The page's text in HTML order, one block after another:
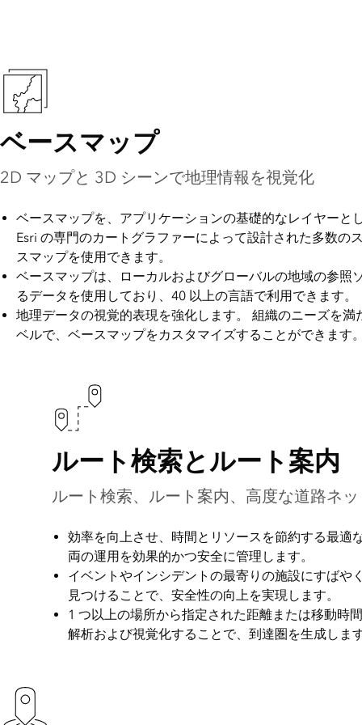
ベースマップ
2D マップと 3D シーンで地理情報を視覚化
ベースマップを、アプリケーションの基礎的なレイヤーと
Esri の専門のカートグラファーによって設計された多数の
スマップを使用できます。
ベースマップは、ローカルおよびグローバルの地域の参照
るデータを使用しており、40 以上の言語で利用できます。
地理データの視覚的表現を強化します。 組織のニーズを満
ベルで、ベースマップをカスタマイズすることができます
ルート検索とルート案内
ルート検索、ルート案内、高度な道路ネ
効率を向上させ、時間とリソースを節約する最適
両の運用を効果的かつ安全に管理します。
イベントやインシデントの最寄りの施設にすばや
見つけることで、安全性の向上を実現します。
1 つ以上の場所から指定された距離または移動時
解析および視覚化することで、到達圏を生成しま